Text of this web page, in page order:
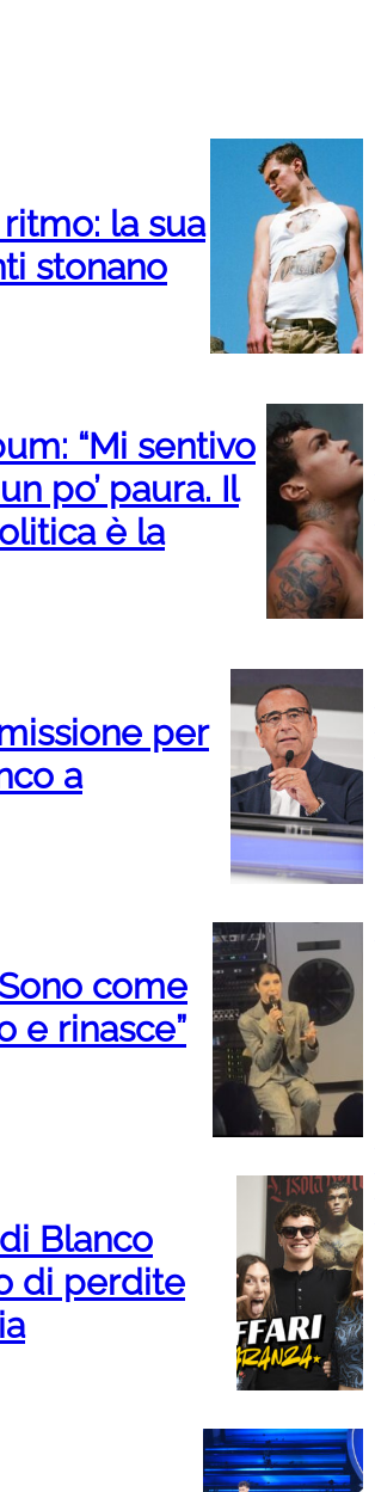
la sua
stonano
“Mi sentivo
po’ paura. Il
è la
per
a
come
e rinasce”
Blanco
di perdite